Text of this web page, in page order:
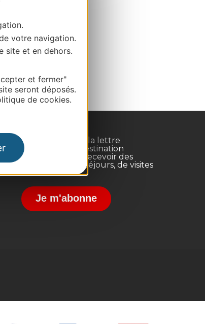
votre navigation.
site et en dehors.
et fermer"
seront déposés.
de cookies.
Inscrivez-vous à la lettre
d'information Destination
Occitanie pour recevoir des
suggestions de séjours, de visites
et de sorties.
Je m'abonne